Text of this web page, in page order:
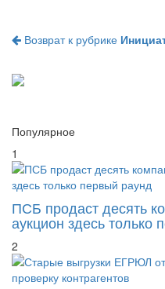
Возврат к рубрике
Популярное
1
ПСБ продаст десять
аукцион здесь только
2